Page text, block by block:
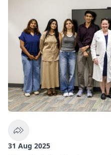
31 Aug 2025